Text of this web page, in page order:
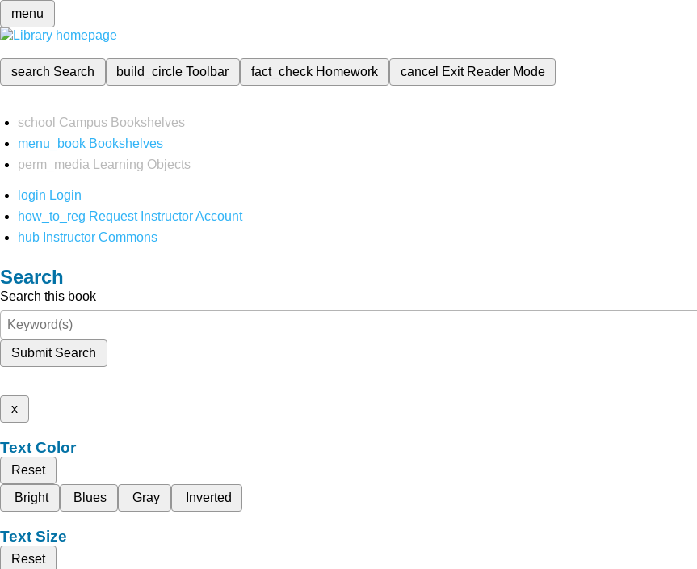
menu
search Search build_circleToolbar fact_check Homework cancel Exit Reader Mode
school Campus Bookshelves
menu_book Bookshelves
perm_media
Learning Objects
login Login
how_to_reg Request Instructor Account
hub Instructor Commons
Search
Search this book
Submit Search
x
Text Color
Reset
Bright
Blues Gray Inverted
Text Size
Reset